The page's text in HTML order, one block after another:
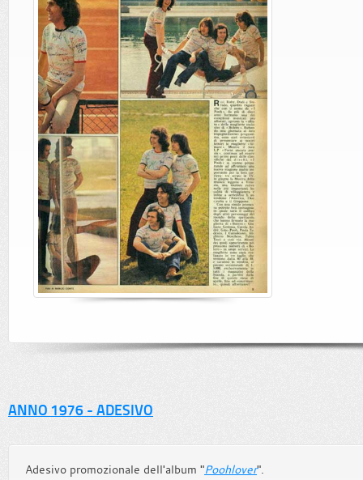
ANNO 1976 - ADESIVO
Adesivo promozionale dell'album "Poohlover".